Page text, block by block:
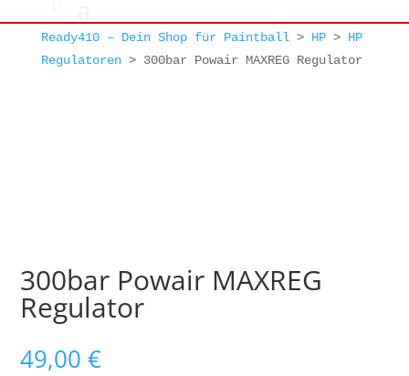
Ready410 – Dein Shop für Paintball> HP> HP
Regulatoren> 300bar Powair MAXREG Regulator
300bar Powair MAXREG
Regulator
49,00€